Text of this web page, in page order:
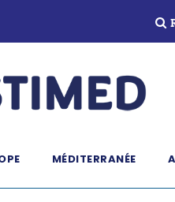
MÉDITERRANÉE